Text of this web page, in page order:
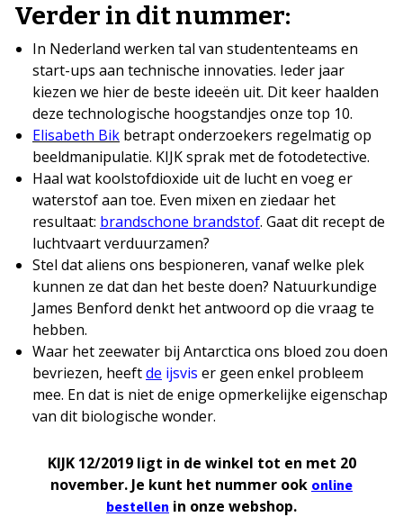
Verder in dit nummer:
In Nederland werken tal van studententeams en
start-ups aan technische innovaties. Ieder jaar
kiezen we hier de beste ideeën uit. Dit keer haalden
deze technologische hoogstandjes onze top 10.
Elisabeth Bik betrapt onderzoekers regelmatig op
beeldmanipulatie. KIJK sprak met de fotodetective.
Haal wat koolstofdioxide uit de lucht en voeg er
waterstof aan toe. Even mixen en ziedaar het
resultaat: brandschone brandstof. Gaat dit recept de
luchtvaart verduurzamen?
Stel dat aliens ons bespioneren, vanaf welke plek
kunnen ze dat dan het beste doen? Natuurkundige
James Benford denkt het antwoord op die vraag te
hebben.
Waar het zeewater bij Antarctica ons bloed zou doen
bevriezen, heeftde ijsvis er geen enkel probleem
mee. En dat is niet de enige opmerkelijke eigenschap
van dit biologische wonder.
KIJK 12/2019 ligt in de winkel tot en met 20
november. Je kunt het nummer ook online
bestellen in onze webshop.